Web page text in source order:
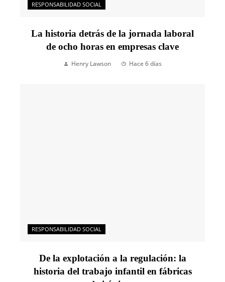
RESPONSABILIDAD SOCIAL
La historia detrás de la jornada laboral
de ocho horas en empresas clave
Henry Lawson Hace 6 días
RESPONSABILIDAD SOCIAL
De la explotación a la regulación: la
historia del trabajo infantil en fábricas